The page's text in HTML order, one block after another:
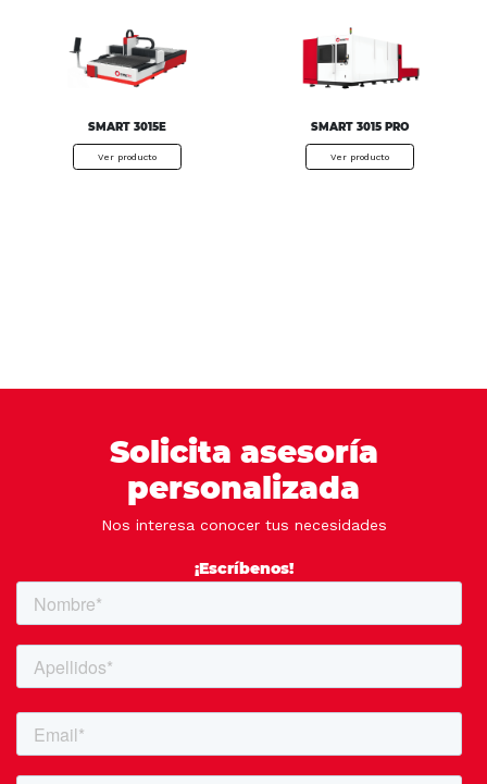
SMART 3015E
Ver producto
SMART 3015 PRO
Ver producto
Solicita asesoría
personalizada
Nos interesa conocer tus necesidades
¡Escríbenos!